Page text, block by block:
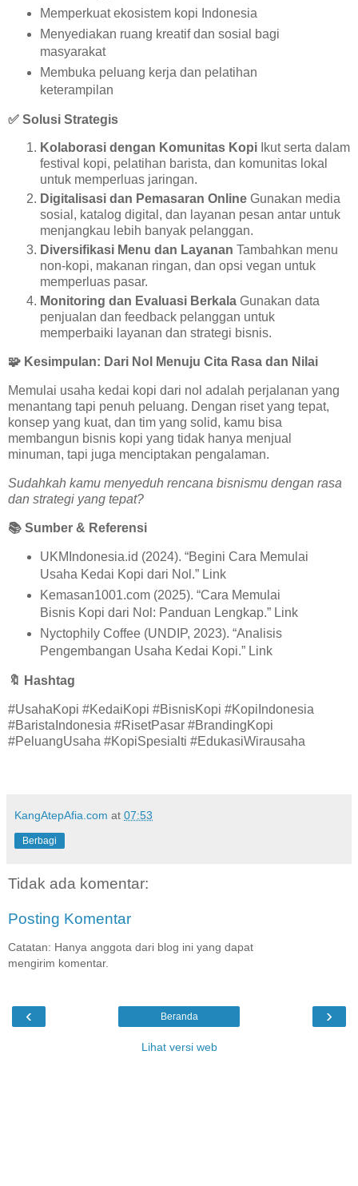
Memperkuat ekosistem kopi Indonesia
Menyediakan ruang kreatif dan sosial bagi
masyarakat
Membuka peluang kerja dan pelatihan
keterampilan
✅ Solusi Strategis
Kolaborasi dengan Komunitas Kopi Ikut serta dalam
festival kopi, pelatihan barista, dan komunitas lokal
untuk memperluas jaringan.
Digitalisasi dan Pemasaran Online Gunakan media
sosial, katalog digital, dan layanan pesan antar untuk
menjangkau lebih banyak pelanggan.
Diversifikasi Menu dan Layanan Tambahkan menu
non-kopi, makanan ringan, dan opsi vegan untuk
memperluas pasar.
Monitoring dan Evaluasi Berkala Gunakan data
penjualan dan feedback pelanggan untuk
memperbaiki layanan dan strategi bisnis.
🧩 Kesimpulan: Dari Nol Menuju Cita Rasa dan Nilai
Memulai usaha kedai kopi dari nol adalah perjalanan yang
menantang tapi penuh peluang. Dengan riset yang tepat,
konsep yang kuat, dan tim yang solid, kamu bisa
membangun bisnis kopi yang tidak hanya menjual
minuman, tapi juga menciptakan pengalaman.
Sudahkah kamu menyeduh rencana bisnismu dengan rasa
dan strategi yang tepat?
📚 Sumber & Referensi
UKMIndonesia.id (2024). “Begini Cara Memulai
Usaha Kedai Kopi dari Nol.” Link
Kemasan1001.com (2025). “Cara Memulai
Bisnis Kopi dari Nol: Panduan Lengkap.” Link
Nyctophily Coffee (UNDIP, 2023). “Analisis
Pengembangan Usaha Kedai Kopi.” Link
🔖 Hashtag
#UsahaKopi #KedaiKopi #BisnisKopi #KopiIndonesia
#BaristaIndonesia #RisetPasar #BrandingKopi
#PeluangUsaha #KopiSpesialti #EdukasiWirausaha
KangAtepAfia.com at 07:53
Berbagi
Tidak ada komentar:
Posting Komentar
Catatan: Hanya anggota dari blog ini yang dapat
mengirim komentar.
‹ ›
Beranda
Lihat versi web